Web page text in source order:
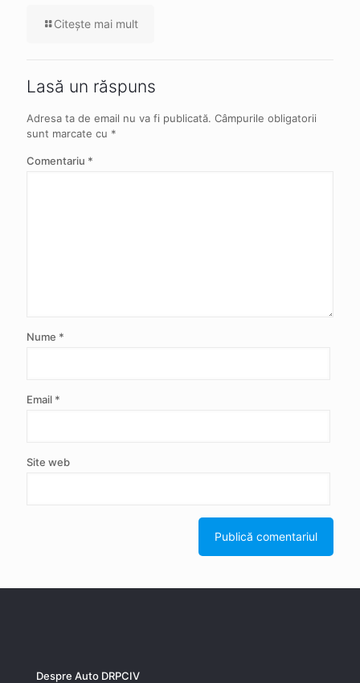
Citeşte mai mult
Lasă un răspuns
Adresa ta de email nu va fi publicată. Câmpurile obligatorii
sunt marcate cu *
Comentariu *
Nume *
Email *
Site web
Despre Auto DRPCIV